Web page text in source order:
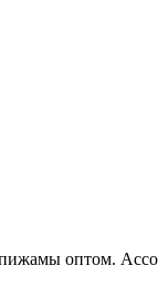
пижамы оптом.